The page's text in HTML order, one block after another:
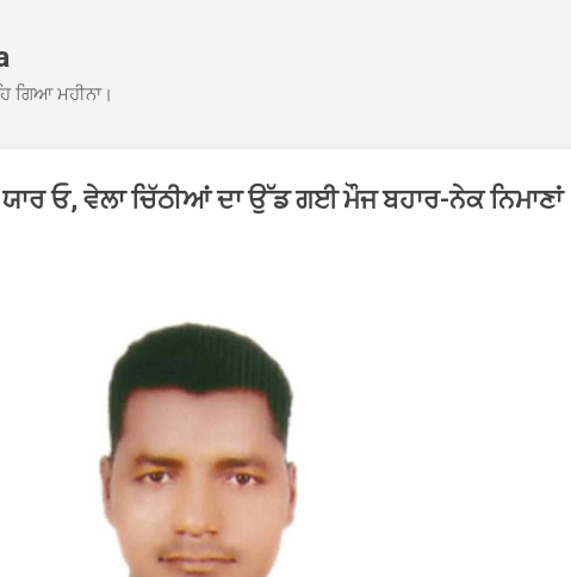
ਗਿਆ ਮਹੀਨਾ।
ਓ, ਵੇਲਾ ਚਿੱਠੀਆਂ ਦਾ ਉੱਡ ਗਈ ਮੌਜ ਬਹਾਰ-ਨੇਕ ਨਿਮਾਣਾਂ